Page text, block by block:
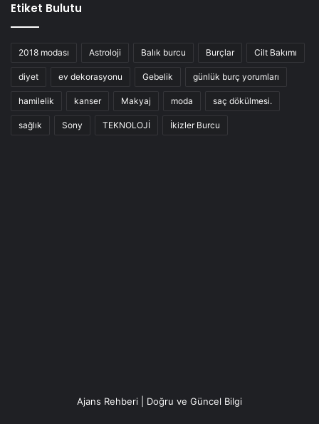
Etiket Bulutu
2018 modası Astroloji Balık burcu Burçlar Cilt Bakımı
diyet ev dekorasyonu Gebelik günlük burç yorumları
hamilelik kanser Makyaj moda saç dökülmesi.
sağlık Sony TEKNOLOJİ İkizler Burcu
Ajans Rehberi | Doğru ve Güncel Bilgi